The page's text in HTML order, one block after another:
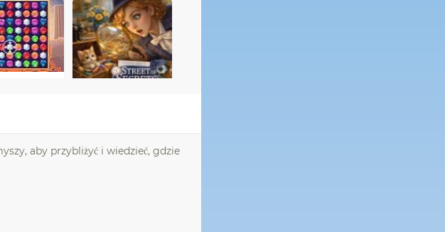
aby przybliżyć i wiedzieć, gdzie